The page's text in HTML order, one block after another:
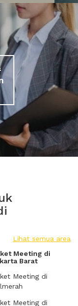
Lihat semua area
Meeting di
Barat
Meeting di
Meeting di